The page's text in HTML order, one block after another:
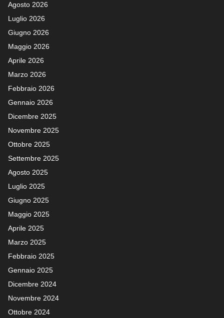
Agosto 2026
Luglio 2026
Giugno 2026
Maggio 2026
Aprile 2026
Marzo 2026
Febbraio 2026
Gennaio 2026
Dicembre 2025
Novembre 2025
Ottobre 2025
Settembre 2025
Agosto 2025
Luglio 2025
Giugno 2025
Maggio 2025
Aprile 2025
Marzo 2025
Febbraio 2025
Gennaio 2025
Dicembre 2024
Novembre 2024
Ottobre 2024